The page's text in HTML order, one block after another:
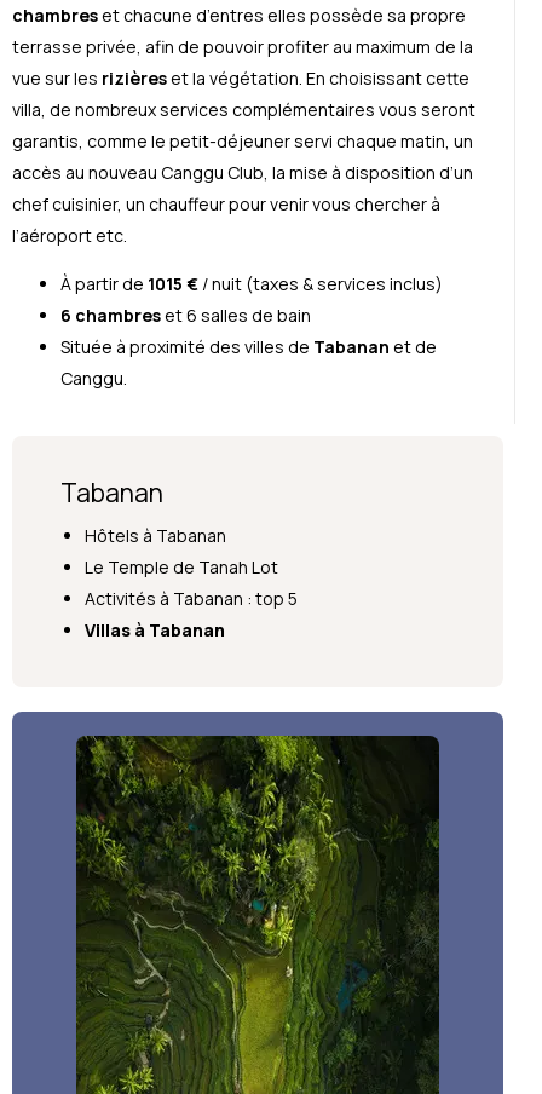
chambreset chacune d’entres elles possède sa propre
terrasse privée, afin de pouvoir profiter au maximum de la
vue sur les rizièreset la végétation. En choisissant cette
villa, de nombreux services complémentaires vous seront
garantis, comme le petit-déjeuner servi chaque matin, un
accès au nouveau Canggu Club, la mise à disposition d’un
chef cuisinier, un chauffeur pour venir vous chercher à
l’aéroport etc.
À partir de 1015 € / nuit (taxes & services inclus)
6 chambreset 6 salles de bain
Située à proximité des villes de Tabanan et de
Canggu.
Tabanan
Hôtels à Tabanan
Le Temple de Tanah Lot
Activités à Tabanan : top 5
Villas à Tabanan